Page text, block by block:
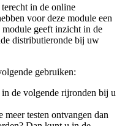
in de online
voor deze module een
geeft inzicht in de
distributieronde bij uw
gebruiken:
de volgende rijronden bij u
testen ontvangen dan